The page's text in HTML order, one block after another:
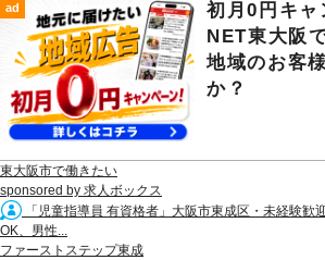
ad
初月0円キ
NET東大阪
地域のお客
か？
東大阪市で働きたい
sponsored by 求人ボックス
「児童指導員 有資格者」大阪市東成区・未経験歓
OK、男性...
ファーストステップ東成